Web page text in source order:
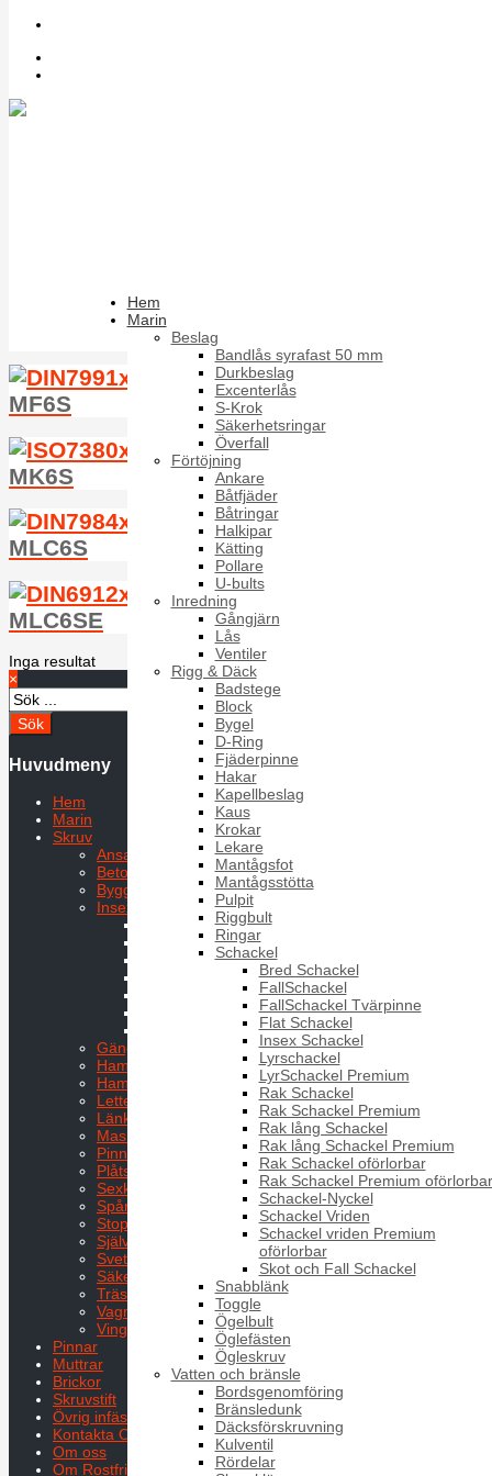
Hem
Marin
Beslag
Bandlås syrafast 50 mm
Durkbeslag
Excenterlås
S-Krok
Säkerhetsringar
Överfall
Förtöjning
Ankare
Båtfjäder
Båtringar
Halkipar
Kätting
Pollare
U-bults
Inredning
Gångjärn
Lås
Ventiler
Rigg & Däck
Badstege
Block
Bygel
D-Ring
Fjäderpinne
Hakar
Kapellbeslag
Kaus
Krokar
Lekare
Mantågsfot
Mantågsstötta
Pulpit
Riggbult
Ringar
Schackel
Bred Schackel
FallSchackel
FallSchackel Tvärpinne
Flat Schackel
Insex Schackel
Lyrschackel
LyrSchackel Premium
Rak Schackel
Rak Schackel Premium
Rak lång Schackel
Rak lång Schackel Premium
Rak Schackel oförlorbar
Rak Schackel Premium oförlorbar
Schackel-Nyckel
Schackel Vriden
Schackel vriden Premium
oförlorbar
Skot och Fall Schackel
Snabblänk
Toggle
Ögelbult
Öglefästen
Ögleskruv
Vatten och bränsle
Bordsgenomföring
Bränsledunk
Däcksförskruvning
Kulventil
Rördelar
Sök bland artiklar
MC6S Räfflad
MF6S
MK6S
MLC6S
MLC6SE
Inga resultat
×
Huvudmeny
Hem
Marin
Skruv
Ansatsskruvar
Betongskruv
Byggplåtskruv
Insexskruv
MC6S Räfflad
Gängpressande skruv
Hammarskruv
Hammarskruv HS
Letterskruv
Länkskruv
Maskinskruv
Pinnskruv
Plåtskruv
Sexkantsskruv
Spårskruv
Stoppskruv
Självborrande
Svetsskruv
Säkerhetsskruv
Träskruvar
Vagnsbult
Vingskruv
Pinnar
Muttrar
Brickor
Skruvstift
Övrig infästning
Kontakta Oss
Om oss
Om Rostfritt